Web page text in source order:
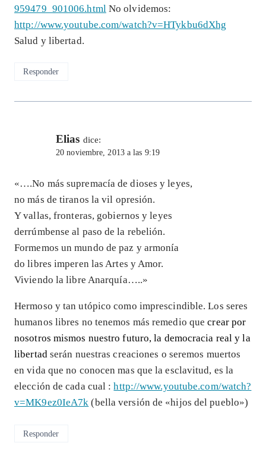
959479_901006.html No olvidemos:
http://www.youtube.com/watch?v=HTykbu6dXhg
Salud y libertad.
Responder
Elias dice:
20 noviembre, 2013 a las 9:19
«….No más supremacía de dioses y leyes,
no más de tiranos la vil opresión.
Y vallas, fronteras, gobiernos y leyes
derrúmbense al paso de la rebelión.
Formemos un mundo de paz y armonía
do libres imperen las Artes y Amor.
Viviendo la libre Anarquía…..»
Hermoso y tan utópico como imprescindible. Los seres
humanos libres no tenemos más remedio quecrear por
nosotros mismos nuestro futuro, la democracia real y la
libertadserán nuestras creaciones o seremos muertos
en vida que no conocen mas que la esclavitud, es la
elección de cada cual :http://www.youtube.com/watch?
v=MK9ez0IeA7k (bella versión de «hijos del pueblo»)
Responder